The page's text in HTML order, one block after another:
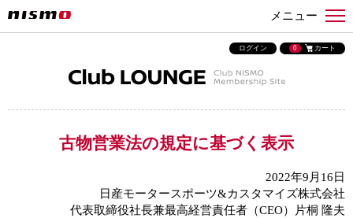
メニュー
ログイン 0 カート
古物営業法の規定に基づく表示
2022年9月16日
日産モータースポーツ&カスタマイズ株式会社
代表取締役社長兼最高経営責任者（CEO）片桐 隆夫